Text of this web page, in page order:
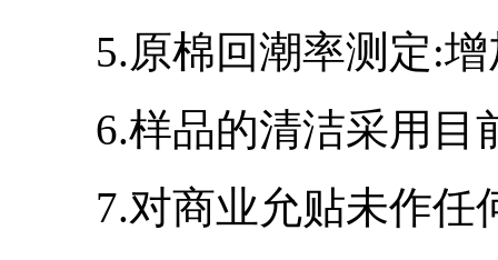
5.原棉回潮率测定:增
6.样品的清洁采用目
7.对商业允贴未作任